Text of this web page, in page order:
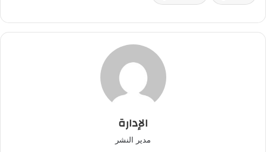
الإدارة
مدير النشر